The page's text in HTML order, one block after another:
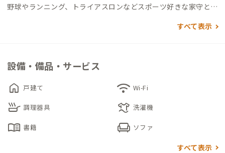
野球やランニング、トライアスロンなどスポーツ好きな家守と、
っぱいのBASEBALLとキャンプギアが並ぶOUTDOOR。お好き
なお部屋を選んでください。
共有スペースにもジャンル問わず漫画が置かれているので、子供
す。ところどころに木が使われた温もりある室内で、のんびり寛
げそうです。家守家族は住み込みのため、ホームステイ感覚での
すべて表示
設備・備品・サービス
home 戸建て wifi Wi-Fi
skillet 調理器具 laundry 洗濯機
menu_book 書籍 chair ソファ
すべて表示